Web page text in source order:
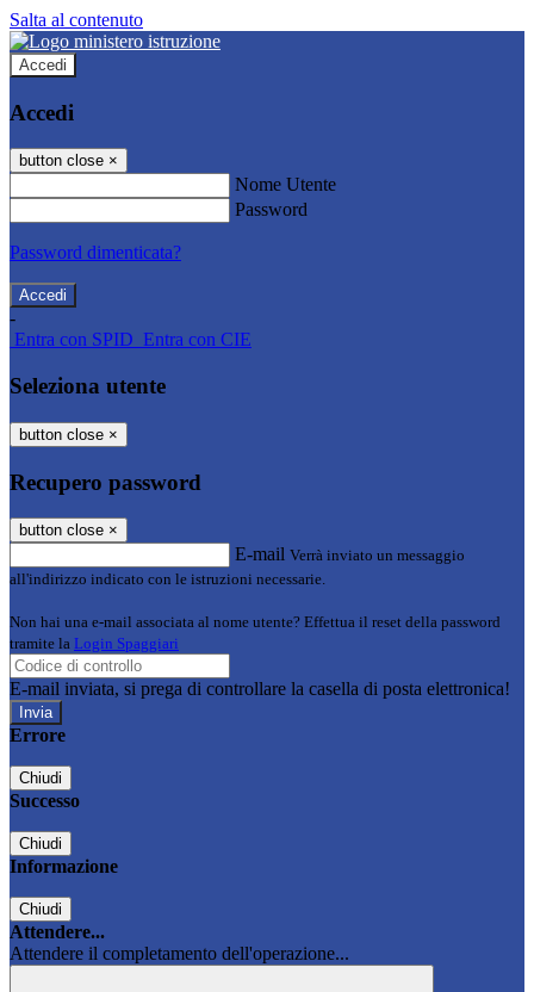
Salta al contenuto
Accedi
Accedi
button close ×
Nome Utente
Password
Password dimenticata?
-
Entra con SPID Entra con CIE
Seleziona utente
button close ×
Recupero password
button close ×
E-mail Verrà inviato un messaggio
all'indirizzo indicato con le istruzioni necessarie.
Non hai una e-mail associata al nome utente? Effettua il reset della password
tramite la Login Spaggiari
E-mail inviata, si prega di controllare la casella di posta elettronica!
Errore
Chiudi
Successo
Chiudi
Informazione
Chiudi
Attendere...
Attendere il completamento dell'operazione...